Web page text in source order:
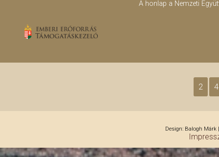
A honlap a Nemzeti
2 4
Design: Balogh Márk